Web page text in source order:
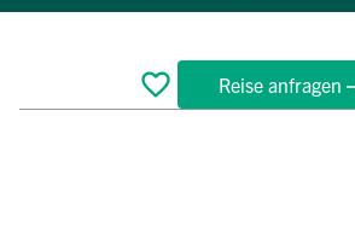
Reise anfragen
ÜberblickReiseverlauf